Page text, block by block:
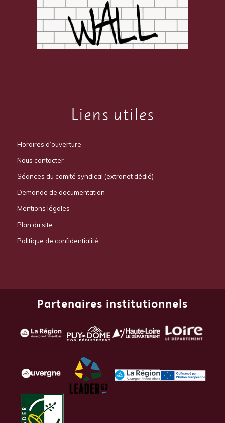
Liens utiles
Horaires d’ouverture
Nous contacter
Séances du comité syndical (extranet dédié)
Demande de documentation
Mentions légales
Plan du site
Politique de confidentialité
Partenaires institutionnels